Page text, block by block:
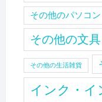
その他のパソコ
その他の文
その他の生活雑貨
インク・イ